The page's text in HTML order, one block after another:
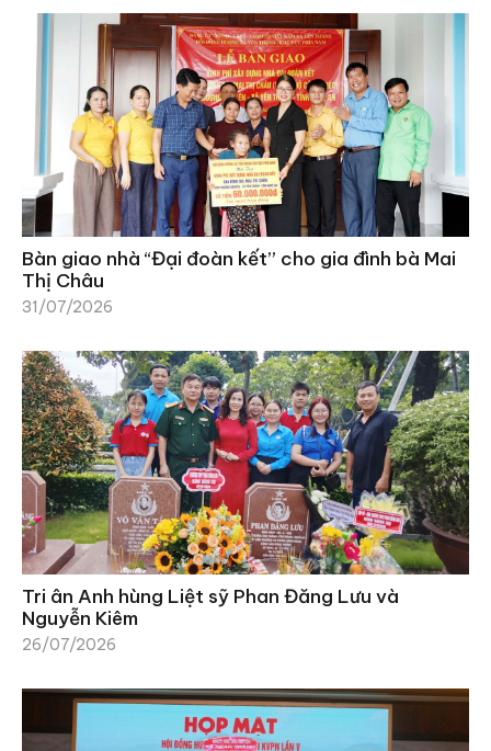
Bàn giao nhà “Đại đoàn kết” cho gia đình bà Mai
Thị Châu
31/07/2026
Tri ân Anh hùng Liệt sỹ Phan Đăng Lưu và
Nguyễn Kiêm
26/07/2026